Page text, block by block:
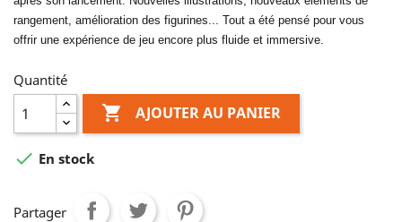
rangement, amélioration des figurines... Tout a été pensé pour vous
offrir une expérience de jeu encore plus fluide et immersive.
Quantité
 AJOUTER AU PANIER
 En stock
Partager